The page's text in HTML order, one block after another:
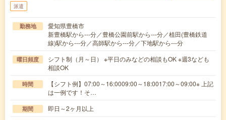
派遣
勤務地
愛知県豊橋市
新豊橋駅から---分／豊橋公園前駅から---分／植田(豊橋鉄道
線)駅から---分／高師駅から---分／下地駅から---分
曜日頻度
シフト制（月～日） ※平日のみなどの相談もOK ※週3なども
相談OK
時間
【シフト例】07:00～16:0009:00～18:0017:00～09:00※ 上記
は一例です！そ…
期間 即日～2ヶ月以上